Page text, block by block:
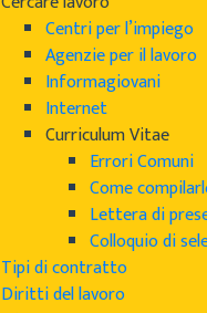
Centri per l’impiego
Agenzie per il lavoro
Informagiovani
Internet
Curriculum Vitae
Errori Comuni
Come
Lettera di
Colloquio di
Tipi di contratto
Diritti del lavoro